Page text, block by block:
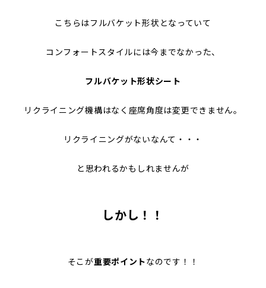
こちらはフルバケット形状となっていて
コンフォートスタイルには今までなかった、
フルバケット形状シート
リクライニング機構はなく座席角度は変更できません。
リクライニングがないなんて・・・
と思われるかもしれませんが
しかし！！
そこが重要ポイントなのです！！